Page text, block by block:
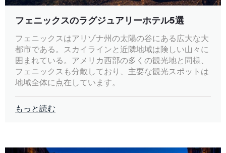
フェニックスのラグジュアリーホテル5選
フェニックスはアリゾナ州の太陽の谷にある広大な大
都市である。スカイラインと近隣地域は険しい山々に
囲まれている。アメリカ西部の多くの観光地と同様、
フェニックスも分散しており、主要な観光スポットは
地域全体に点在しています。
もっと読む